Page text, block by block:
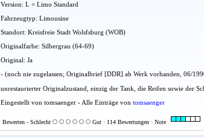
Version: L = Limo Standard
Fahrzeugtyp: Limousine
Standort: Kreisfreie Stadt Wolsfsburg (WOB)
Originalfarbe: Silbergrau (64-69)
Original: Ja
- (noch nie zugelassen; Originalbrief [DDR] ab Werk vorhanden, 06/
unrestaurierter Originalzustand, einzig der Tank, die Reifen sowie der
Eingestellt von tomsaenger - Alle Einträge von tomsaenger
Bewerten - Schlecht Gut · 114 Bewertungen · Note